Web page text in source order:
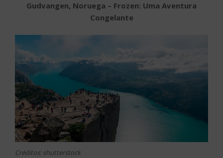
Gudvangen, Noruega – Frozen: Uma Aventura
Congelante
Créditos: shutterstock